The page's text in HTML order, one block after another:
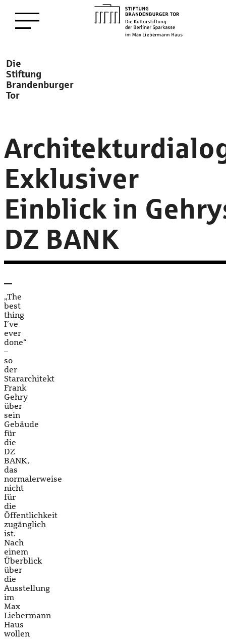
Hauptinhalt
Die
Stiftung
Brandenburger
Tor
Exklusiver
Einblick in
DZ BANK
„The
best
thing
I’ve
ever
done“
–
so
der
Stararchitekt
Frank
Gehry
über
sein
Gebäude
für
die
DZ
BANK,
das
normalerweise
nicht
für
die
Öffentlichkeit
zugänglich
ist.
Nach
einem
Überblick
über
die
Ausstellung
im
Max
Liebermann
Haus
wollen